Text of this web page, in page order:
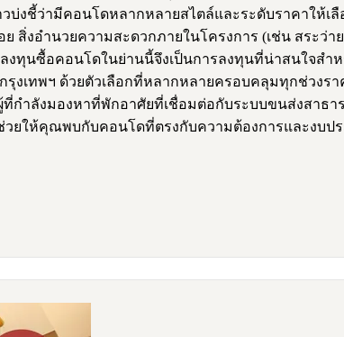
งชี้ว่ามีคอนโดหลากหลายสไตล์และระดับราคาให้
สิ่งอำนวยความสะดวกภายในโครงการ (เช่น สระว่
งทุนซื้อคอนโดในย่านนี้จึงเป็นการลงทุนที่น่าสนใจส
งเทพฯ ด้วยตัวเลือกที่หลากหลายครอบคลุมทุกช่วง
กำลังมองหาที่พักอาศัยที่เชื่อมต่อกับระบบขนส่งสาธ
วยให้คุณพบกับคอนโดที่ตรงกับความต้องการและงบ